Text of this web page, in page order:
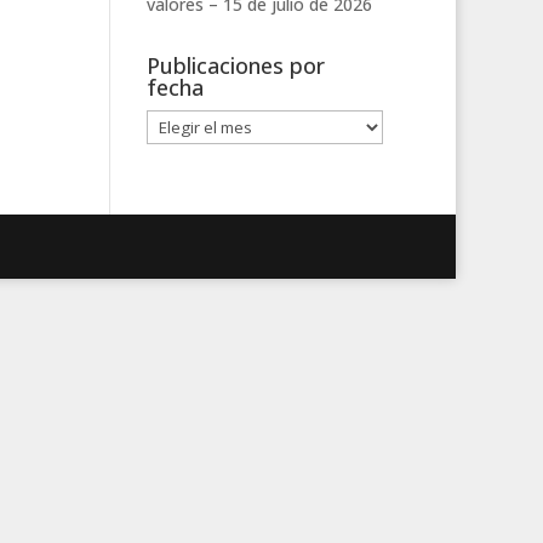
Publicaciones por
fecha
Publicaciones
por